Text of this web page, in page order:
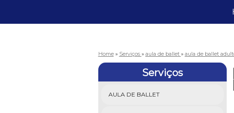
Home » Serviços » aula de ballet » aula de ballet
Serviços
AULA DE BALLET